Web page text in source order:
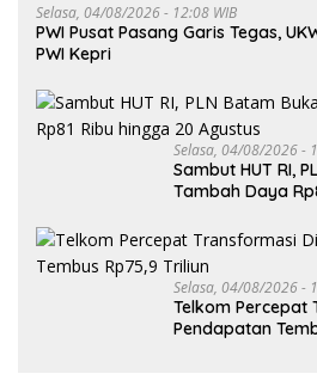
Selasa, 04/08/2026 - 12:08 WIB
PWI Pusat Pasang Garis Tegas,
PWI Kepri
Selasa, 04/08/2026 -
Sambut HUT RI,
Tambah Daya
Selasa, 04/08/2026 -
Telkom Percepat
Pendapatan